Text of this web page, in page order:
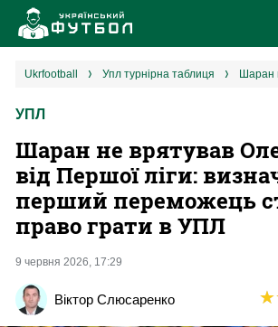
Новини
Єврокубки
УПЛ
ukrfootball упл турнірна таблиця
УПЛ
Шаран не врятував
від Першої ліги:
перший переможець
право грати в УПЛ
9 червня 2026, 17:29
Віктор Слюсаренко ★
★